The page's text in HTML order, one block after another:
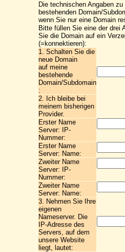
Die technischen Angaben
bestehenden Domain/
wenn Sie nur eine Domain
Bitte füllen Sie eine der drei
Sie die Domain auf ein
(=konnektieren):
1. Schalten Sie die
neue Domain
auf meine
bestehende
Domain/Subdomain
:
2. Ich bleibe bei
meinem bisherigen
Provider.
Erster Name
Server: IP-
Nummer:
Erster Name
Server: Name:
Zweiter Name
Server: IP-
Nummer:
Zweiter Name
Server: Name:
3. Nehmen Sie Ihre
eigenen
Nameserver. Die
IP-Adresse des
Servers, auf dem
unsere Website
liegt, lautet: